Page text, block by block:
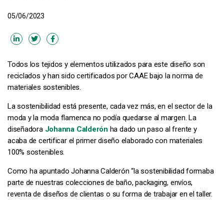
05/06/2023
Todos los tejidos y elementos utilizados para este diseño son
reciclados y han sido certificados por CAAE bajo la norma de
materiales sostenibles.
La sostenibilidad está presente, cada vez más, en el sector de la
moda y la moda flamenca no podía quedarse al margen. La
diseñadora Johanna Calderón ha dado un paso al frente y
acaba de certificar el primer diseño elaborado con materiales
100% sostenibles.
Como ha apuntado Johanna Calderón “la sostenibilidad formaba
parte de nuestras colecciones de baño, packaging, envíos,
reventa de diseños de clientas o su forma de trabajar en el taller.